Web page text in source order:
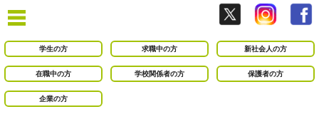
学生の方 求職中の方 新社会人の方
在職中の方 学校関係者の方 保護者の方
企業の方